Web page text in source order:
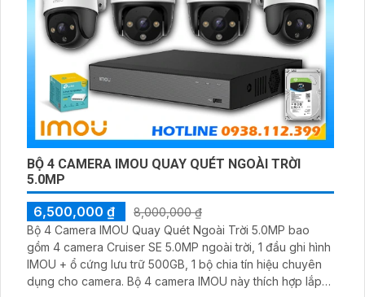
BỘ 4 CAMERA IMOU QUAY QUÉT NGOÀI TRỜI
5.0MP
6,500,000 ₫
8,000,000 ₫
Bộ 4 Camera IMOU Quay Quét Ngoài Trời 5.0MP bao
gồm 4 camera Cruiser SE 5.0MP ngoài trời, 1 đầu ghi hình
IMOU + ổ cứng lưu trữ 500GB, 1 bộ chia tín hiệu chuyên
dụng cho camera. Bộ 4 camera IMOU này thích hợp lắp